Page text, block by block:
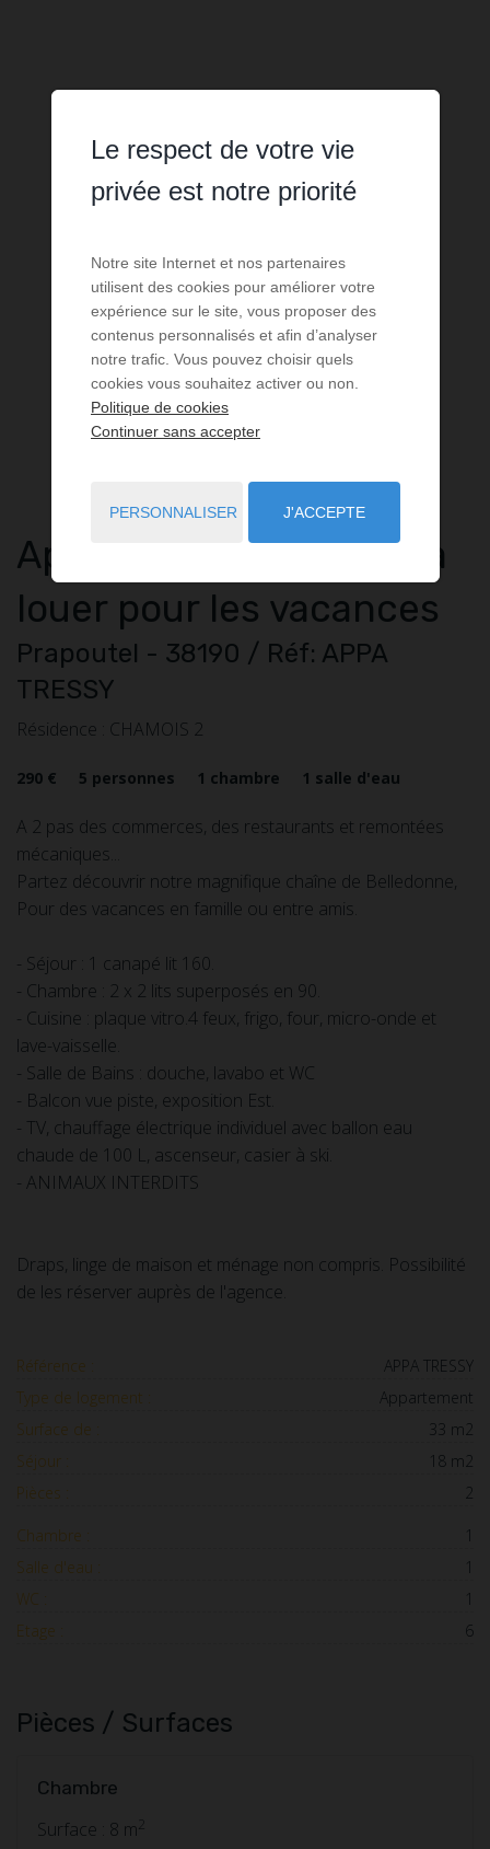
Appartement2 pièces
à
louer pour les vacances
Prapoutel - 38190 / Réf: APPA
TRESSY
Résidence : CHAMOIS 2
290 € 5 personnes 1 chambre 1 salle d'eau
A 2 pas des commerces, des restaurants et remontées
mécaniques...
Partez découvrir notre magnifique chaîne de Belledonne,
Pour des vacances en famille ou entre amis.
- Séjour : 1 canapé lit 160.
- Chambre : 2 x 2 lits superposés en 90.
- Cuisine : plaque vitro.4 feux, frigo, four, micro-onde et
lave-vaisselle.
- Salle de Bains : douche, lavabo et WC
- Balcon vue piste, exposition Est.
- TV, chauffage électrique individuel avec ballon eau
chaude de 100 L, ascenseur, casier à ski.
- ANIMAUX INTERDITS
Draps, linge de maison et ménage non compris. Possibilité
de les réserver auprès de l'agence.
Référence :
APPA TRESSY
Type de logement :
Appartement
Surface de :
33 m2
Séjour :
18 m2
Pièces :
2
Chambre :
1
Salle d'eau :
1
WC :
1
Etage :
6
Pièces / Surfaces
Chambre
Surface : 8 m2
Le respect de votre vie
privée est notre priorité
Notre site Internet et nos partenaires
utilisent des cookies pour améliorer votre
expérience sur le site, vous proposer des
contenus personnalisés et afin d’analyser
notre trafic. Vous pouvez choisir quels
cookies vous souhaitez activer ou non.
Politique de cookies
Continuer sans accepter
PERSONNALISER J'ACCEPTE